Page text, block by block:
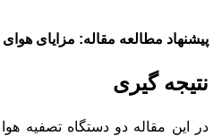
پیشنهاد مطالعه مقاله: مزایای هوای
نتیجه‌ گیری
در این مقاله دو دستگاه تصفیه